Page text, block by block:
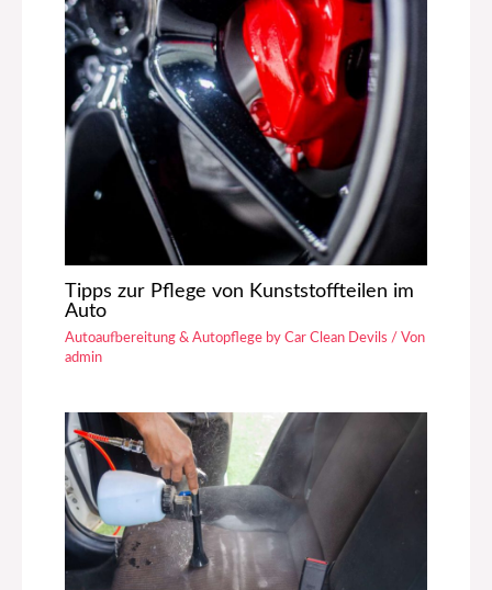
Tipps zur Pflege von Kunststoffteilen im
Auto
Autoaufbereitung & Autopflege by Car Clean Devils / Von
admin